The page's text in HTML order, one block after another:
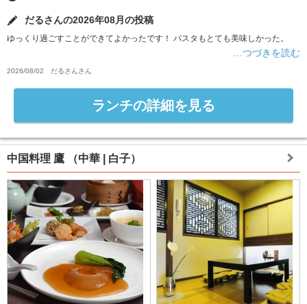
だるさんの2026年08月の投稿
ゆっくり過ごすことができてよかったです！ パスタもとても美味しかった。
…つづきを読む
2026/08/02 だるさん さん
ランチの詳細を見る
中国料理 鷹 （中華 | 白子）